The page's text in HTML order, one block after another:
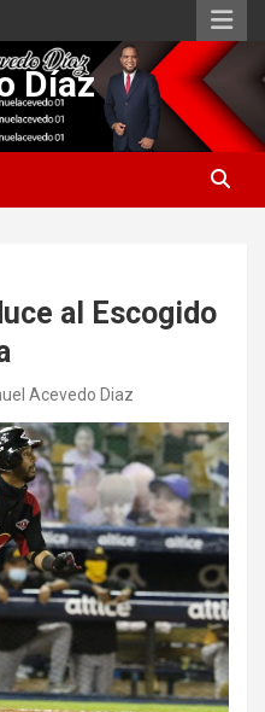
Díaz
al Escogido
Acevedo Diaz